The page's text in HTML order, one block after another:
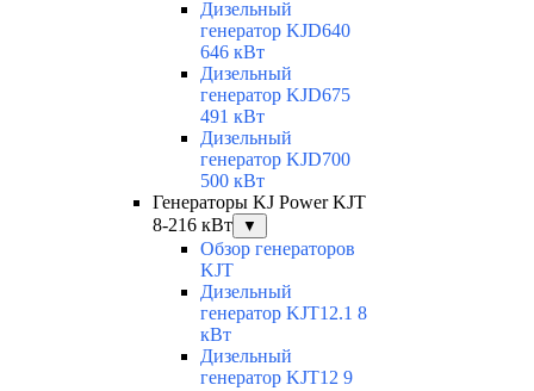
Дизельный
генератор KJD640
646 кВт
Дизельный
генератор KJD675
491 кВт
Дизельный
генератор KJD700
500 кВт
Генераторы KJ Power KJT
8-216 кВт
▼
Обзор генераторов
KJT
Дизельный
генератор KJT12.1 8
кВт
Дизельный
генератор KJT12 9